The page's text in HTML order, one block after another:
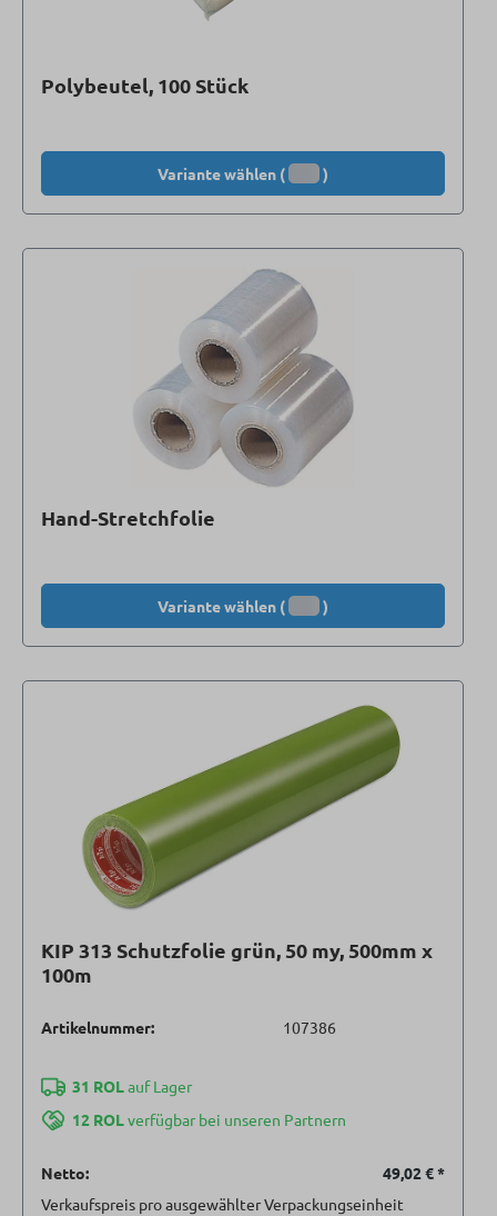
Polybeutel, 100 Stück
Variante wählen ( )
Hand-Stretchfolie
Variante wählen ( )
KIP 313 Schutzfolie grün, 50 my, 500mm x
100m
Artikelnummer: 107386
31 ROLauf Lager
12 ROLverfügbar bei unseren Partnern
Netto: 49,02 €*
Verkaufspreis pro ausgewählter Verpackungseinheit